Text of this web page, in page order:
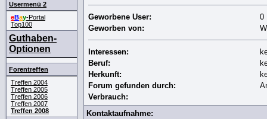
Usermenü 2
eBay-Portal
Top100
Guthaben-
Optionen
Forentreffen
Treffen 2004
Treffen 2005
Treffen 2006
Treffen 2007
Treffen 2008
Geworbene User:
0
Geworben von:
Interessen:
Beruf:
Herkunft:
Forum gefunden durch:
Verbrauch:
Kontaktaufnahme: